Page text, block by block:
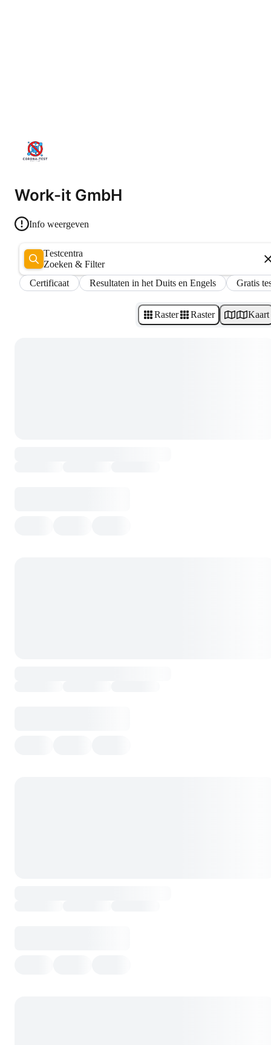
Work-it GmbH
Info weergeven
Testcentra
Zoeken & Filter
Certificaat
Resultaten in het Duits en Engels Gratis
Raster Raster Kaart